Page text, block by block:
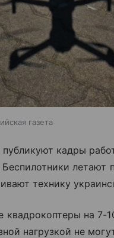
газета
кадры
Беспилотники летают
технику
квадрокоптеры на 7-
нагрузкой не